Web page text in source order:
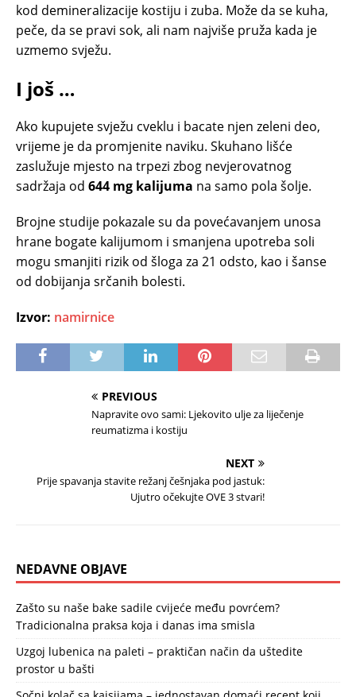
kod demineralizacije kostiju i zuba. Može da se kuha,
peče, da se pravi sok, ali nam najviše pruža kada je
uzmemo svježu.
I još …
Ako kupujete svježu cveklu i bacate njen zeleni deo,
vrijeme je da promjenite naviku. Skuhano lišće
zaslužuje mjesto na trpezi zbog nevjerovatnog
sadržaja od 644 mg kalijuma na samo pola šolje.
Brojne studije pokazale su da povećavanjem unosa
hrane bogate kalijumom i smanjena upotreba soli
mogu smanjiti rizik od šloga za 21 odsto, kao i šanse
od dobijanja srčanih bolesti.
Izvor: namirnice
PREVIOUS
Napravite ovo sami: Ljekovito ulje za liječenje
reumatizma i kostiju
NEXT
Prije spavanja stavite režanj češnjaka pod jastuk:
Ujutro očekujte OVE 3 stvari!
NEDAVNE OBJAVE
Zašto su naše bake sadile cvijeće među povrćem?
Tradicionalna praksa koja i danas ima smisla
Uzgoj lubenica na paleti – praktičan način da uštedite
prostor u bašti